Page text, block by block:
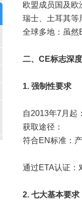
欧盟成员国及
瑞士、土耳其等
全球多地：虽然
二、CE标志深
1. 强制性要求
自2013年7月起
获取途径：
符合EN标准：
通过ETA认证：
2. 七大基本要求